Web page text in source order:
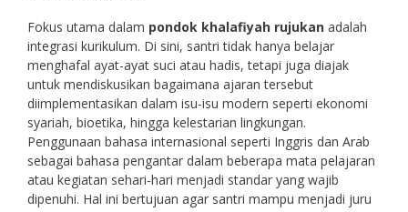
Fokus utama dalam pondok khalafiyah rujukan adalah
integrasi kurikulum. Di sini, santri tidak hanya belajar
menghafal ayat-ayat suci atau hadis, tetapi juga diajak
untuk mendiskusikan bagaimana ajaran tersebut
diimplementasikan dalam isu-isu modern seperti ekonomi
syariah, bioetika, hingga kelestarian lingkungan.
Penggunaan bahasa internasional seperti Inggris dan Arab
sebagai bahasa pengantar dalam beberapa mata pelajaran
atau kegiatan sehari-hari menjadi standar yang wajib
dipenuhi. Hal ini bertujuan agar santri mampu menjadi juru